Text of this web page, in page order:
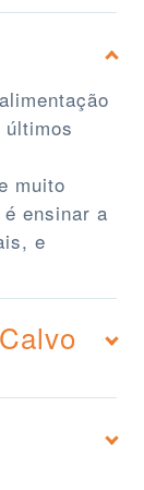
muito
ensinar a
e